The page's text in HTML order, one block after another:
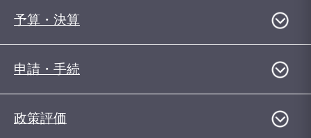
予算・決算
申請・手続
政策評価